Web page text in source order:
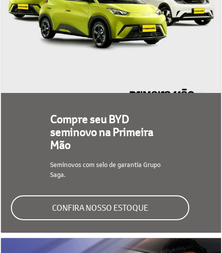
seminovo na Primeira
Mão
Seminovos com selo de garantia Grupo